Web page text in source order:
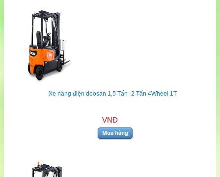
Xe nâng điện doosan 1,5 Tấn -2 Tấn 4Wheel 1T
VNĐ